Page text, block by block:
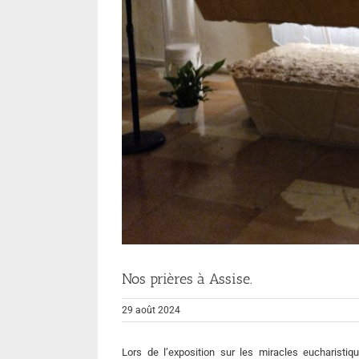
Nos prières à Assise.
29 août 2024
Lors de l’exposition sur les miracles